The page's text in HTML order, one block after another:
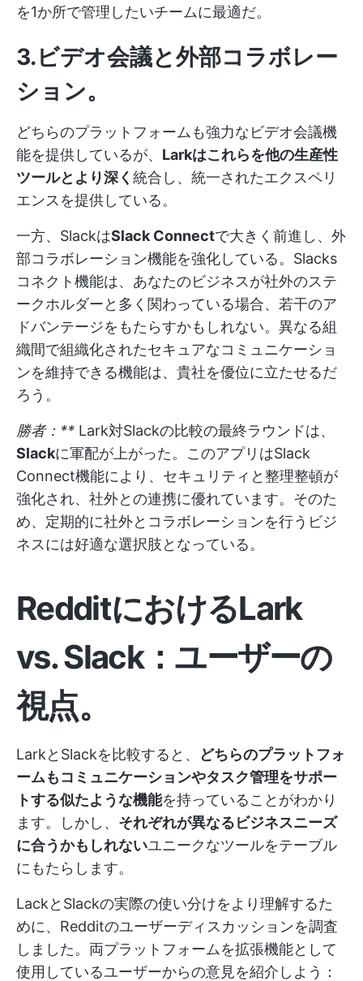
を1か所で管理したいチームに最適だ。
3.ビデオ会議と外部コラボレー
ション。
どちらのプラットフォームも強力なビデオ会議機
能を提供しているが、 Larkはこれらを他の生産性
ツールとより深く 統合し、統一されたエクスペリ
エンスを提供している。
一方、SlackはSlack Connectで大きく前進し、外
部コラボレーション機能を強化している。Slacks
コネクト機能は、あなたのビジネスが社外のステ
ークホルダーと多く関わっている場合、若干のア
ドバンテージをもたらすかもしれない。異なる組
織間で組織化されたセキュアなコミュニケーショ
ンを維持できる機能は、貴社を優位に立たせるだ
ろう。
勝者：** Lark対Slackの比較の最終ラウンドは、
Slackに軍配が上がった。このアプリはSlack
Connect機能により、セキュリティと整理整頓が
強化され、社外との連携に優れています。そのた
め、定期的に社外とコラボレーションを行うビジ
ネスには好適な選択肢となっている。
RedditにおけるLark
vs. Slack：ユーザーの
視点。
LarkとSlackを比較すると、
どちらのプラットフォ
ームもコミュニケーションやタスク管理をサポー
トする似たような機能を持っていることがわかり
ます。しかし、 それぞれが異なるビジネスニーズ
に合うかもしれないユニークなツールをテーブル
にもたらします。
LackとSlackの実際の使い分けをより理解するた
めに、Redditのユーザーディスカッションを調査
しました。両プラットフォームを拡張機能として
使用しているユーザーからの意見を紹介しよう：